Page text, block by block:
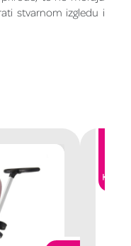
stvarnom izgledu i